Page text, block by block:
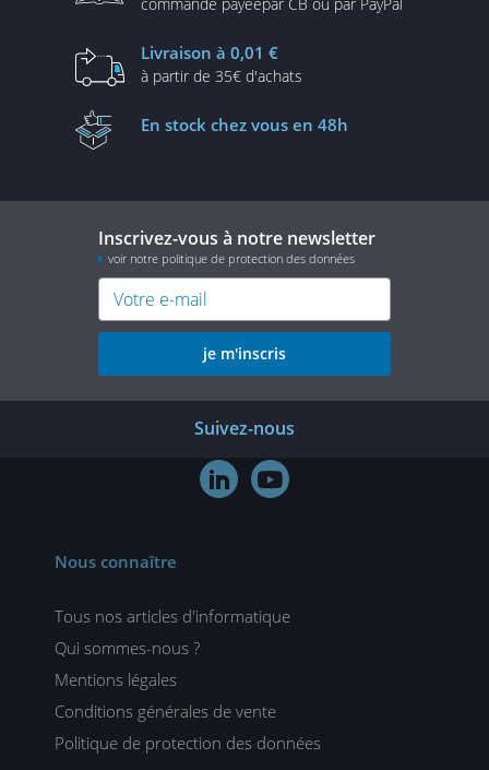
Livraison à 0,01 €
à partir de 35€ d'achats
En stock chez vous en 48h
Inscrivez-vous à notre newsletter
voir notre politique de protection des données
je m'inscris
Suivez-nous
 
Nous connaître
Tous nos articles d'informatique
Qui sommes-nous ?
Mentions légales
Conditions générales de vente
Politique de protection des données